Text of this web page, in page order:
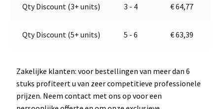
aantal
v
Qty Discount (3+ units) 3 - 4 €64,77
Qty Discount (5+ units) 5 - 6 €63,39
Zakelijke klanten: voor bestellingen van meer dan 6
stuks profiteert u van zeer competitieve professionele
prijzen. Neem contact met ons op voor een